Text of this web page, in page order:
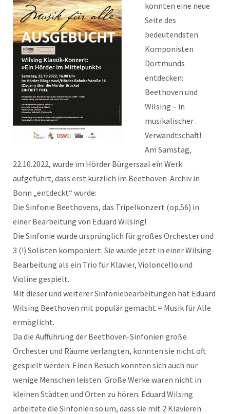
konnten eine neue
Seite des
bedeutendsten
Komponisten
Dortmunds
entdecken:
Beethoven und
Wilsing – in
musikalischer
Verwandtschaft!
Am Samstag,
22.10.2022, wurde im Hörder Bürgersaal ein Werk
aufgeführt, dass erst kürzlich im Beethoven-Archiv in
Bonn „entdeckt“ wurde:
Die Sinfonie Beethovens, das Tripelkonzert (op.56) in
einer Bearbeitung von Eduard Wilsing!
Die Sinfonie wurde ursprünglich für großes Orchester und
3 (!) Solisten komponiert. Sie wurde jetzt in einer Wilsing-
Bearbeitung als ein Trio für Klavier, Violoncello und
Violine gespielt.
Mit dieser und weiterer Sinfoniebearbeitungen hat Eduard
Wilsing Beethoven mit populär gemacht = Musik für Alle
ermöglicht.
Da die Aufführung der Beethoven-Sinfonien große
Orchester und Räume verlangten, konnten sie nicht oft
gespielt werden. Einen Besuch konnten sich auch nur
wenige Menschen leisten. Große Werke waren nicht in
kleinen Städten und Orten zu hören. Eduard Wilsing
arbeitete die Sinfonien so um, dass sie mit 2 Klavieren